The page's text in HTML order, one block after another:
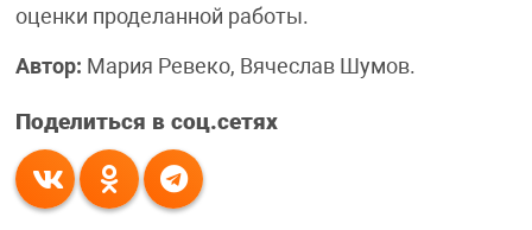
оценки проделанной работы.
Автор: Мария Ревеко, Вячеслав Шумов.
Поделиться в соц.сетях